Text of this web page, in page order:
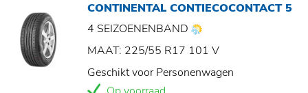
CONTINENTAL CONTIECOCONTACT 5
4 SEIZOENENBAND
MAAT: 225/55 R17 101 V
Geschikt voor Personenwagen